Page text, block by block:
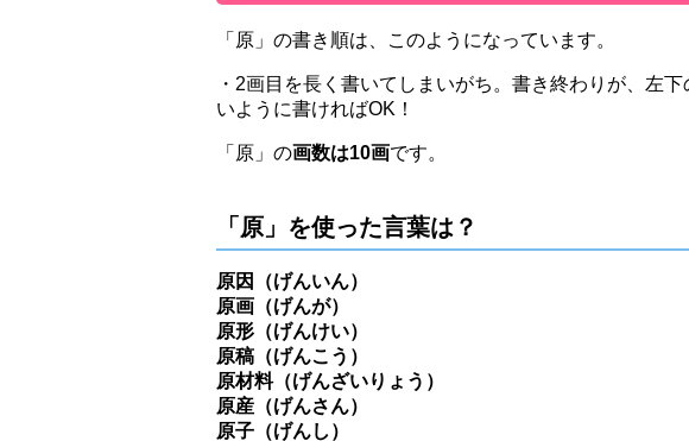
「原」の書き順は、このようになっています。
・2画目を長く書いてしまいがち。書き終わりが、左
いように書ければOK！
「原」の画数は10画です。
「原」を使った言葉は？
原因（げんいん）
原画（げんが）
原形（げんけい）
原稿（げんこう）
原材料（げんざいりょう）
原産（げんさん）
原子（げんし）